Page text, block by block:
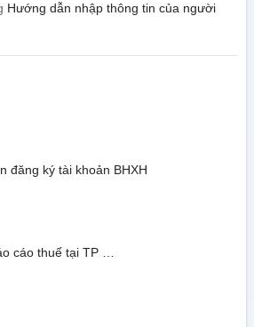
Hướng dẫn nhập thông tin của người
đăng ký tài khoản BHXH
cáo thuế tại TP …